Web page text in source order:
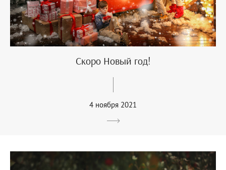
Скоро Новый год!
4 ноября 2021